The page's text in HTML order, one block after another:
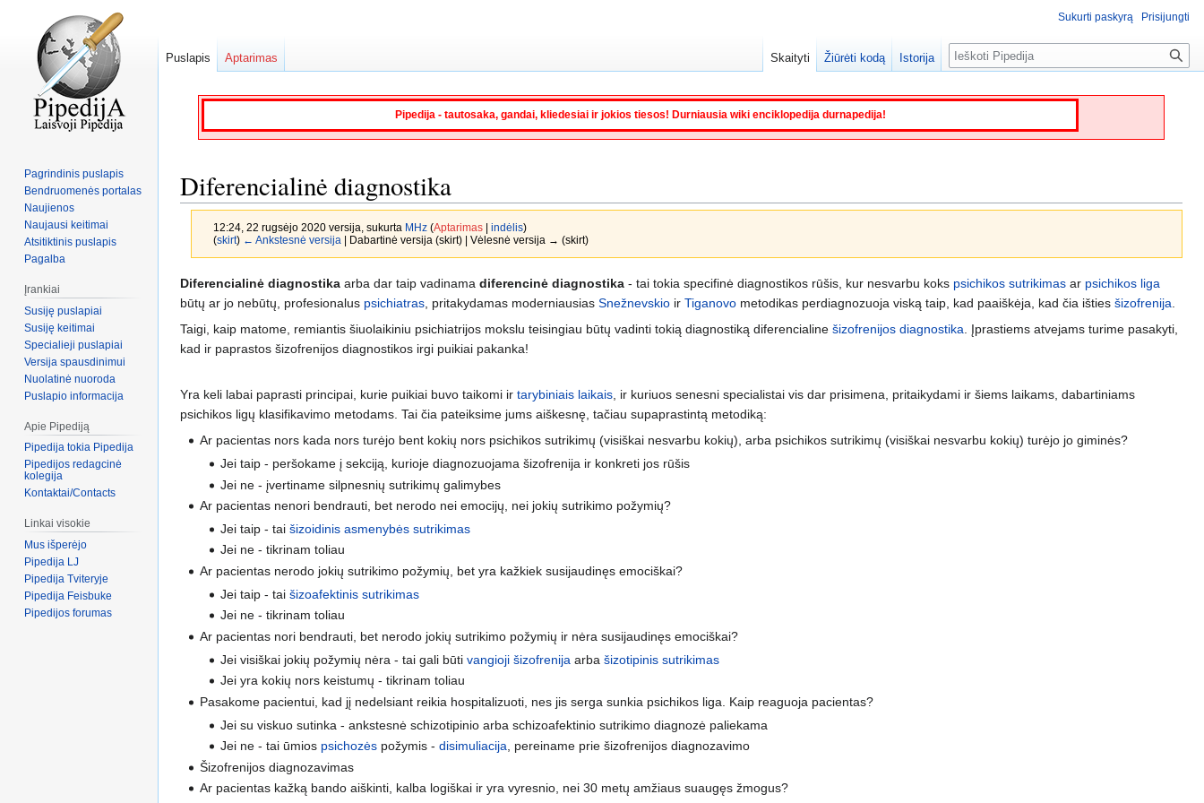
Pipedija - tautosaka, gandai, kliedesiai ir jokios tiesos! Durniausia wiki enciklopedija durnapedija!
Diferencialinė diagnostika
12:24, 22 rugsėjo 2020 versija, sukurta MHz (Aptarimas| indėlis)
(skirt) ← Ankstesnė versija | Dabartinė versija (skirt) | Vėlesnė versija → (skirt)
Jump
to
navigation
Jump
to
search
Diferencialinė diagnostika arba dar taip vadinama diferencinė diagnostika - tai tokia specifinė diagnostikos rūšis, kur nesvarbu koks psichikos sutrikimas ar psichikos liga
būtų ar jo nebūtų, profesionalus psichiatras , pritakydamas moderniausias Snežnevskio ir Tiganovo metodikas perdiagnozuoja viską taip, kad paaiškėja, kad čia išties šizofrenija
Taigi, kaip matome, remiantis šiuolaikiniu psichiatrijos mokslu teisingiau būtų vadinti tokią diagnostiką diferencialine šizofrenijos diagnostika . Įprastiems atvejams turime pasakyti,
kad ir paprastos šizofrenijos diagnostikos irgi puikiai pakanka!
Yra keli labai paprasti principai, kurie puikiai buvo taikomi ir tarybiniais laikais , ir kuriuos senesni specialistai vis dar prisimena, pritaikydami ir šiems laikams, dabartiniams
psichikos ligų klasifikavimo metodams. Tai čia pateiksime jums aiškesnę, tačiau supaprastintą metodiką:
Ar pacientas nors kada nors turėjo bent kokių nors psichikos sutrikimų (visiškai nesvarbu kokių), arba psichikos sutrikimų (visiškai nesvarbu kokių) turėjo jo giminės?
Jei taip - peršokame į sekciją, kurioje diagnozuojama šizofrenija ir konkreti jos rūšis
Jei ne - įvertiname silpnesnių sutrikimų galimybes
Ar pacientas nenori bendrauti, bet nerodo nei emocijų, nei jokių sutrikimo požymių?
Jei taip - tai šizoidinis asmenybės sutrikimas
Jei ne - tikrinam toliau
Ar pacientas nerodo jokių sutrikimo požymių, bet yra kažkiek susijaudinęs emociškai?
Jei taip - tai šizoafektinis sutrikimas
Jei ne - tikrinam toliau
Ar pacientas nori bendrauti, bet nerodo jokių sutrikimo požymių ir nėra susijaudinęs emociškai?
Jei visiškai jokių požymių nėra - tai gali būti vangioji šizofrenija arba šizotipinis sutrikimas
Jei yra kokių nors keistumų - tikrinam toliau
Pasakome pacientui, kad jį nedelsiant reikia hospitalizuoti, nes jis serga sunkia psichikos liga. Kaip reaguoja pacientas?
Jei su viskuo sutinka - ankstesnė schizotipinio arba schizoafektinio sutrikimo diagnozė paliekama
Jei ne - tai ūmios psichozėspožymis - disimuliacija, pereiname prie šizofrenijos diagnozavimo
Šizofrenijos diagnozavimas
Ar pacientas kažką bando aiškinti, kalba logiškai ir yra vyresnio, nei 30 metų amžiaus suaugęs žmogus?
Sukurti paskyrą Prisijungti
Puslapis Aptarimas Skaityti Žiūrėti kodą Istorija Paieška
Pagrindinis puslapis
Bendruomenės portalas
Naujienos
Naujausi keitimai
Atsitiktinis puslapis
Pagalba
Įrankiai
Susiję puslapiai
Susiję keitimai
Specialieji puslapiai
Versija spausdinimui
Nuolatinė nuoroda
Puslapio informacija
Apie Pipediją
Pipedija tokia Pipedija
Pipedijos redagcinė
kolegija
Kontaktai/Contacts
Linkai visokie
Mus išperėjo
Pipedija LJ
Pipedija Tviteryje
Pipedija Feisbuke
Pipedijos forumas